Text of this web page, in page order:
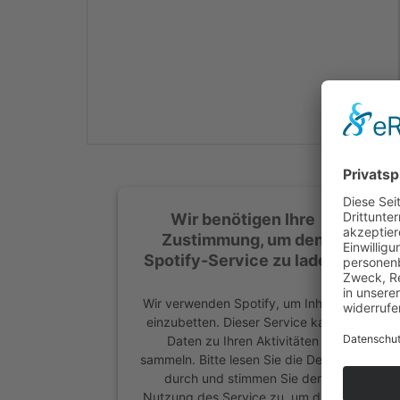
Wir benötigen Ihre
Zustimmung, um den
Spotify-Service zu laden!
Wir verwenden Spotify, um Inhalte
einzubetten. Dieser Service kann
Daten zu Ihren Aktivitäten
sammeln. Bitte lesen Sie die Details
durch und stimmen Sie der
Nutzung des Service zu, um diese